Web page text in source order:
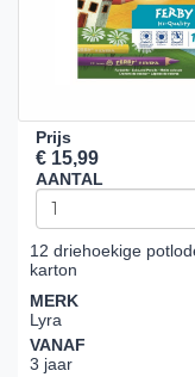
Prijs
€ 15,99
AANTAL
12 driehoekige
karton
MERK
Lyra
VANAF
3 jaar